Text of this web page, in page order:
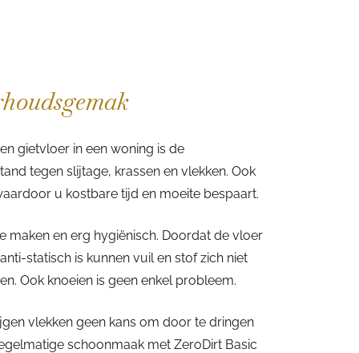
gietvloer in een woning is de
tegen slijtage, krassen en vlekken. Ook
u kostbare tijd en moeite bespaart.
maken en erg hygiënisch. Doordat de vloer
statisch is kunnen vuil en stof zich niet
Ook knoeien is geen enkel probleem.
vlekken geen kans om door te dringen
schoonmaak met ZeroDirt Basic